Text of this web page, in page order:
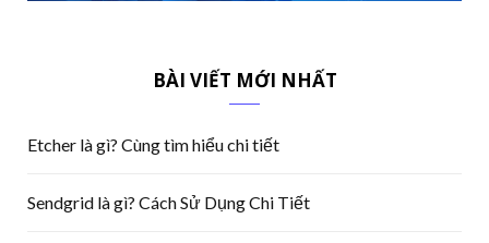
BÀI VIẾT MỚI NHẤT
Etcher là gì? Cùng tìm hiểu chi tiết
Sendgrid là gì? Cách Sử Dụng Chi Tiết